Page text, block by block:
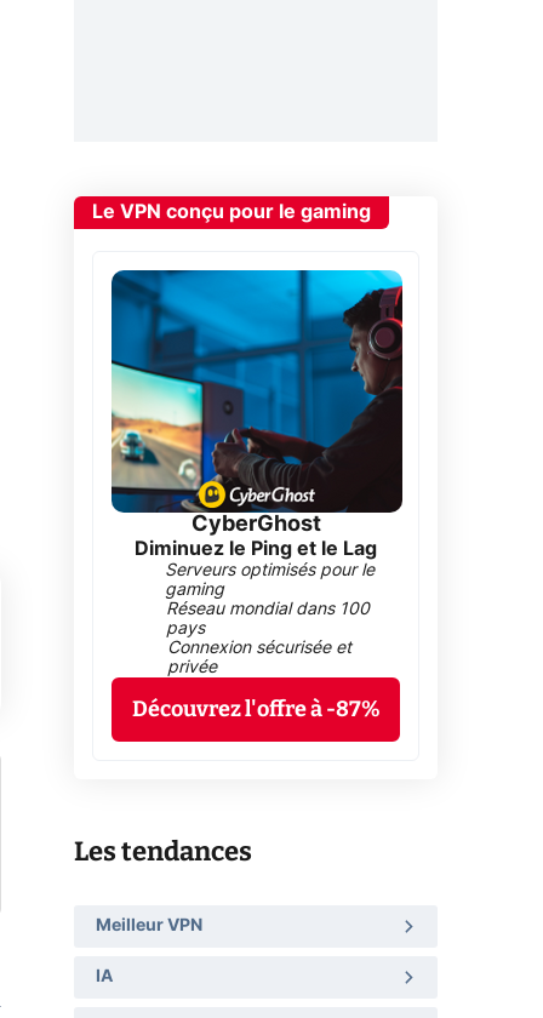
Le VPN conçu pour le gaming
CyberGhost
Diminuez le Ping et le Lag
Serveurs optimisés pour le
gaming
Réseau mondial dans 100
pays
Connexion sécurisée et
privée
Découvrez l'offre à -87%
Les tendances
Meilleur VPN
IA